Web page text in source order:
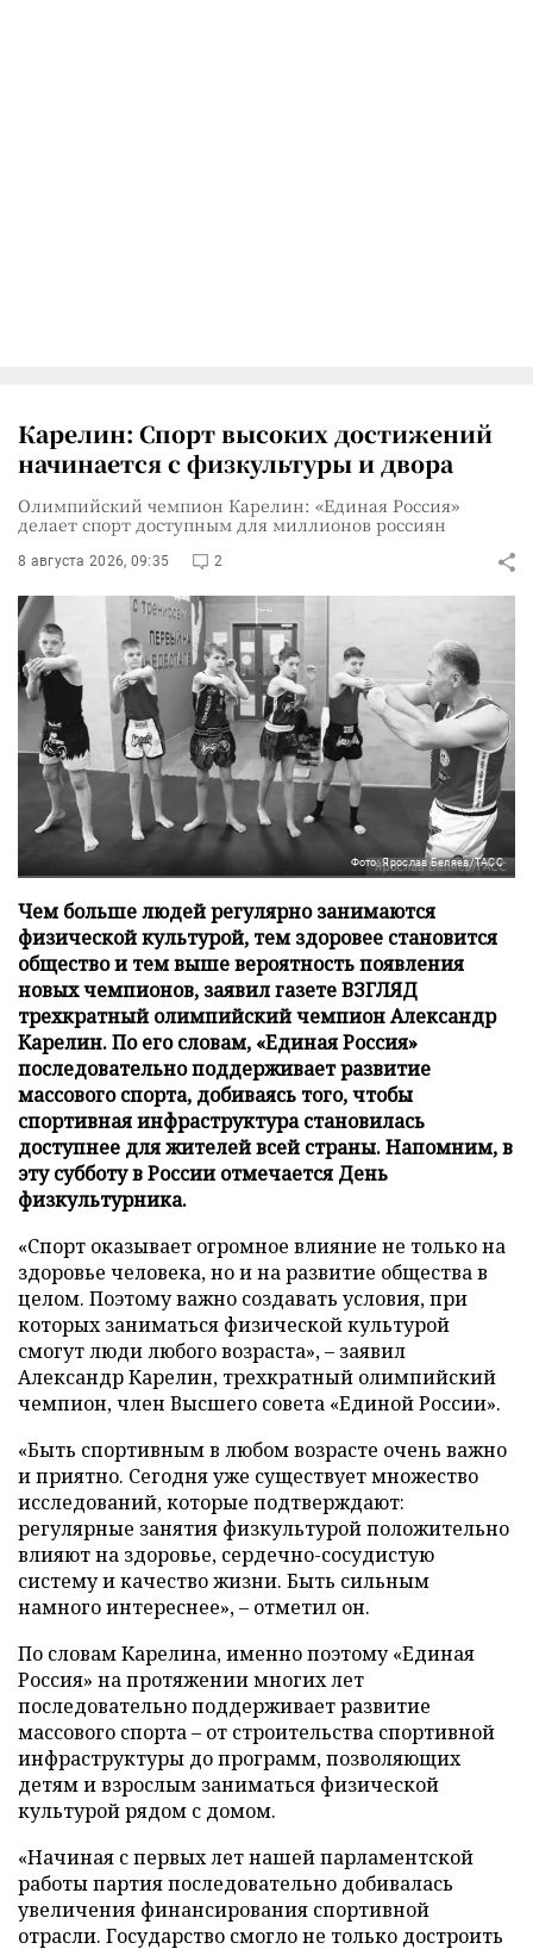
Карелин: Спорт высоких достижений
начинается с физкультуры и двора
Олимпийский чемпион Карелин: «Единая Россия»
делает спорт доступным для миллионов россиян
8 августа 2026, 09:35 2
Фото: Ярослав Беляев/ТАСС
Чем больше людей регулярно занимаются
физической культурой, тем здоровее становится
общество и тем выше вероятность появления
новых чемпионов, заявил газете ВЗГЛЯД
трехкратный олимпийский чемпион Александр
Карелин. По его словам, «Единая Россия»
последовательно поддерживает развитие
массового спорта, добиваясь того, чтобы
спортивная инфраструктура становилась
доступнее для жителей всей страны. Напомним, в
эту субботу в России отмечается День
физкультурника.
«Спорт оказывает огромное влияние не только на
здоровье человека, но и на развитие общества в
целом. Поэтому важно создавать условия, при
которых заниматься физической культурой
смогут люди любого возраста», – заявил
Александр Карелин, трехкратный олимпийский
чемпион, член Высшего совета «Единой России».
«Быть спортивным в любом возрасте очень важно
и приятно. Сегодня уже существует множество
исследований, которые подтверждают:
регулярные занятия физкультурой положительно
влияют на здоровье, сердечно-сосудистую
систему и качество жизни. Быть сильным
намного интереснее», – отметил он.
По словам Карелина, именно поэтому «Единая
Россия» на протяжении многих лет
последовательно поддерживает развитие
массового спорта – от строительства спортивной
инфраструктуры до программ, позволяющих
детям и взрослым заниматься физической
культурой рядом с домом.
«Начиная с первых лет нашей парламентской
работы партия последовательно добивалась
увеличения финансирования спортивной
отрасли. Государство смогло не только достроить